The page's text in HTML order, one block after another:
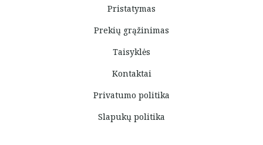
Pristatymas
Prekių grąžinimas
Taisyklės
Kontaktai
Privatumo politika
Slapukų politika